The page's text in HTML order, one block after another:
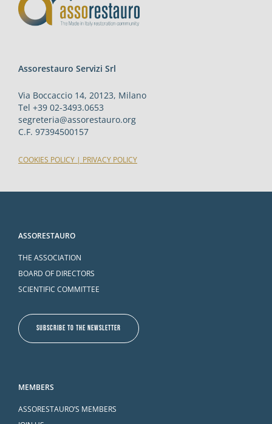
Assorestauro Servizi Srl
Via Boccaccio 14, 20123, Milano
Tel +39 02-3493.0653
segreteria@assorestauro.org
C.F. 97394500157
COOKIES POLICY | PRIVACY POLICY
ASSORESTAURO
THE ASSOCIATION
BOARD OF DIRECTORS
SCIENTIFIC COMMITTEE
SUBSCRIBE TO THE NEWSLETTER
MEMBERS
ASSORESTAURO’S MEMBERS